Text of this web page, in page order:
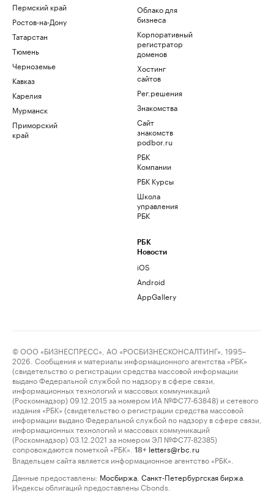
Пермский край
Ростов-на-Дону
Татарстан
Тюмень
Черноземье
Кавказ
Карелия
Мурманск
Приморский
край
Облако для
бизнеса
Корпоративный
регистратор
доменов
Хостинг
сайтов
Рег.решения
Знакомства
Сайт
знакомств
podbor.ru
РБК
Компании
РБК Курсы
Школа
управления
РБК
РБК
Новости
iOS
Android
AppGallery
© ООО «БИЗНЕСПРЕСС», АО «РОСБИЗНЕСКОНСАЛТИНГ», 1995–
2026. Сообщения и материалы информационного агентства «РБК»
(свидетельство о регистрации средства массовой информации
выдано Федеральной службой по надзору в сфере связи,
информационных технологий и массовых коммуникаций
(Роскомнадзор) 09.12.2015 за номером ИА №ФС77-63848) и сетевого
издания «РБК» (свидетельство о регистрации средства массовой
информации выдано Федеральной службой по надзору в сфере связи,
информационных технологий и массовых коммуникаций
(Роскомнадзор) 03.12.2021 за номером ЭЛ №ФС77-82385)
сопровождаются пометкой «РБК».
18+ letters@rbc.ru
Владельцем сайта является информационное агентство «РБК».
Данные предоставлены: Мосбиржа Санкт-Петербургская биржа
Индексы облигаций предоставлены Cbonds.